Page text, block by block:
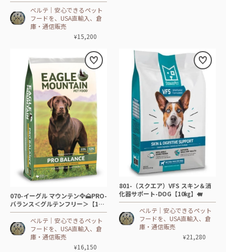
ベルテ│安心できるペット
フードを、USA直輸入、倉
庫・通信販売
¥15,200
070-イーグル マウンテン🦅🗻PRO-
バランス＜グルテンフリー＞【18.
14 ㎏】 🐂🦃
ベルテ│安心できるペット
フードを、USA直輸入、倉
庫・通信販売
¥16,150
801-（スクエア）VFS スキン＆消
化器サポート-DOG【10㎏】🐖
ベルテ│安心できるペット
フードを、USA直輸入、倉
庫・通信販売
¥21,280